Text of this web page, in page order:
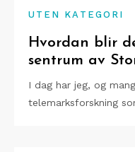
UTEN KATEGORI
Hvordan blir
sentrum av
I dag har jeg, og
telemarksforskning